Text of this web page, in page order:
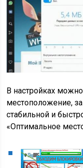
В настройках
местоположение,
стабильной и
«Оптимальное